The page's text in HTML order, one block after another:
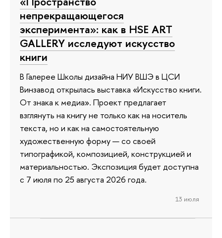
непрекращающегося
эксперимента»: как в HSE ART
GALLERY исследуют искусство
книги
В Галерее Школы дизайна НИУ ВШЭ в ЦСИ
Винзавод открылась выставка «Искусство книги.
От знака к медиа». Проект предлагает
взглянуть на книгу не только как на носитель
текста, но и как на самостоятельную
художественную форму — со своей
типографикой, композицией, конструкцией и
материальностью. Экспозиция будет доступна
с 7 июля по 25 августа 2026 года.
13 июля